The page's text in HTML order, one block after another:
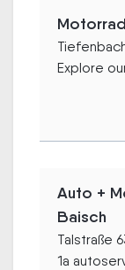
Explore
Auto +
Baisch
Talstraße
1a